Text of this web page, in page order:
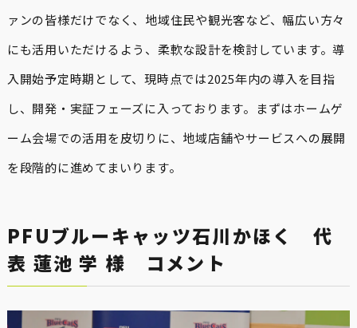
ァンの皆様だけでなく、地域住民や観光客など、幅広い方々
にも活用いただけるよう、柔軟な設計を検討しています。導
入開始予定時期として、現時点では2025年内の導入を目指
し、開発・実証フェーズに入っております。まずはホームゲ
ーム会場での活用を皮切りに、地域店舗やサービスへの展開
を段階的に進めてまいります。
PFUブルーキャッツ石川かほく 代
表 蓮池 学 様 コメント